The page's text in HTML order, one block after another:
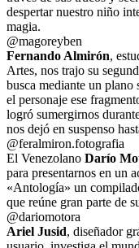
despertar nuestro niño
magia.
@magoreyben
Fernando Almirón,
Artes, nos trajo su
busca mediante un plano
el personaje ese
logró sumergirnos
nos dejó en suspenso
@feralmiron.fotografia
El Venezolano Darío
para presentarnos en un
«Antología» un
que reúne gran parte de
@dariomotora
Ariel Jusid, diseñador